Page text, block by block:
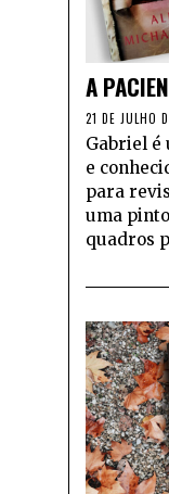
A
21 DE JULHO
Gabriel é
e
para
uma
quadros